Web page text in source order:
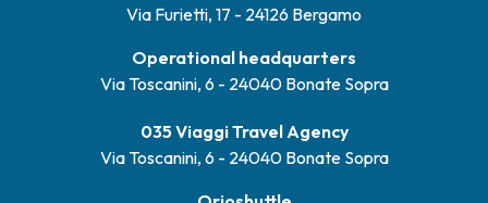
Via Furietti, 17 - 24126 Bergamo
Operational headquarters
Via Toscanini, 6 - 24040 Bonate Sopra
035 Viaggi Travel Agency
Via Toscanini, 6 - 24040 Bonate Sopra